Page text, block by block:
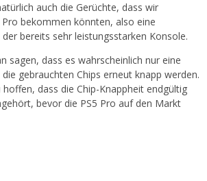
auch die Gerüchte, dass wir
bekommen könnten, also eine
bereits sehr leistungsstarken Konsole.
sagen, dass es wahrscheinlich nur eine
gebrauchten Chips erneut knapp werden.
hoffen, dass die Chip-Knappheit endgültig
bevor die PS5 Pro auf den Markt